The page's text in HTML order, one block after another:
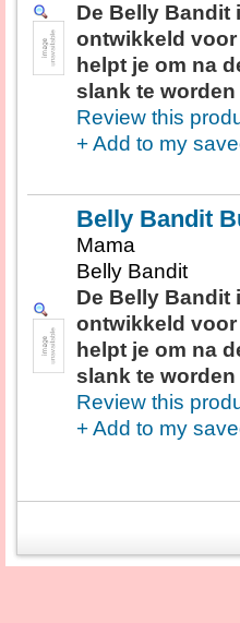
De Belly Bandit
ontwikkeld voor
helpt je om na
slank te worden
Review this
+ Add to my
Belly Bandit
Mama
Belly Bandit
De Belly Bandit
ontwikkeld voor
helpt je om na
slank te worden
Review this
+ Add to my